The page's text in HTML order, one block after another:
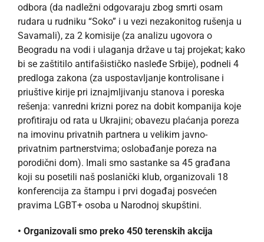
odbora (da nadležni odgovaraju zbog smrti osam
rudara u rudniku “Soko” i u vezi nezakonitog rušenja u
Savamali), za 2 komisije (za analizu ugovora o
Beogradu na vodi i ulaganja države u taj projekat; kako
bi se zaštitilo antifašističko nasleđe Srbije), podneli 4
predloga zakona (za uspostavljanje kontrolisane i
priuštive kirije pri iznajmljivanju stanova i poreska
rešenja: vanredni krizni porez na dobit kompanija koje
profitiraju od rata u Ukrajini; obavezu plaćanja poreza
na imovinu privatnih partnera u velikim javno-
privatnim partnerstvima; oslobađanje poreza na
porodični dom). Imali smo sastanke sa 45 građana
koji su posetili naš poslanički klub, organizovali 18
konferencija za štampu i prvi događaj posvećen
pravima LGBT+ osoba u Narodnoj skupštini.
• Organizovali smo preko 450 terenskih akcija